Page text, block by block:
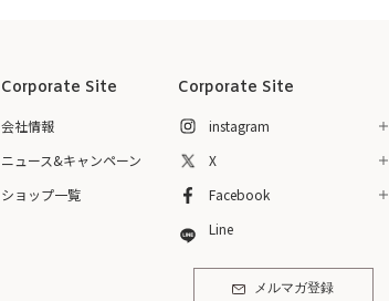
Corporate Site
会社情報
ニュース&キャンペーン
ショップ一覧
Corporate Site
instagram
X
Facebook
Line
メルマガ登録